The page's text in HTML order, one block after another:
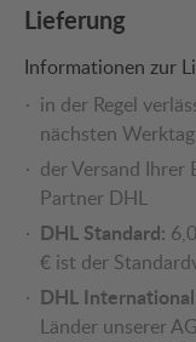
Lieferung
Informationen zur
in der Regel
nächsten Werktag
der Versand
Partner DHL
DHL Standard:
€ ist der
DHL
Länder unserer